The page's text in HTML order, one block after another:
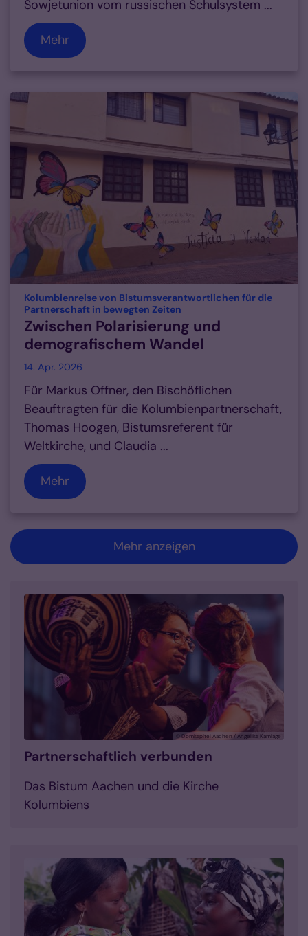
Sowjetunion vom russischen Schulsystem ...
Mehr
Kolumbienreise von Bistumsverantwortlichen für die
Partnerschaft in bewegten Zeiten
Zwischen Polarisierung und
demografischem Wandel
14. Apr. 2026
Für Markus Offner, den Bischöflichen
Beauftragten für die Kolumbienpartnerschaft,
Thomas Hoogen, Bistumsreferent für
Weltkirche, und Claudia ...
Mehr
Mehr anzeigen
© Domkapitel Aachen / Angelika Kamlage
Partnerschaftlich verbunden
Das Bistum Aachen und die Kirche
Kolumbiens